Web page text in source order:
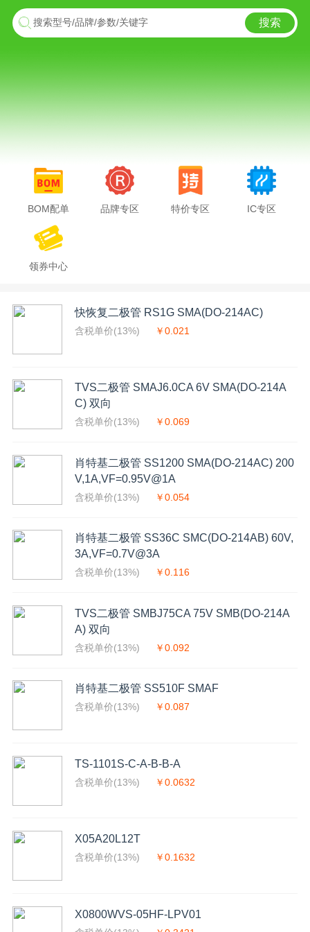
搜索型号/品牌/参数/关键字 搜索
BOM配单 品牌专区 特价专区 IC专区
领券中心
快恢复二极管 RS1G SMA(DO-214AC)
含税单价(13%) ￥0.021
TVS二极管 SMAJ6.0CA 6V SMA(DO-214A
C) 双向
含税单价(13%) ￥0.069
肖特基二极管 SS1200 SMA(DO-214AC) 200
V,1A,VF=0.95V@1A
含税单价(13%) ￥0.054
肖特基二极管 SS36C SMC(DO-214AB) 60V,
3A,VF=0.7V@3A
含税单价(13%) ￥0.116
TVS二极管 SMBJ75CA 75V SMB(DO-214A
A) 双向
含税单价(13%) ￥0.092
肖特基二极管 SS510F SMAF
含税单价(13%) ￥0.087
TS-1101S-C-A-B-B-A
含税单价(13%) ￥0.0632
X05A20L12T
含税单价(13%) ￥0.1632
X0800WVS-05HF-LPV01